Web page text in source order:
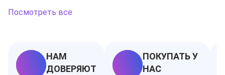
Посмотреть все
НАМ
ДОВЕРЯЮТ
ПОКУПАТЬ У
НАС